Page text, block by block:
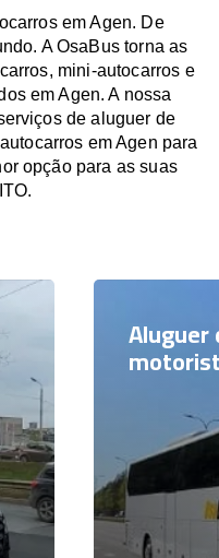
em Agen. De
A OsaBus torna as
mini-autocarros e
em Agen. A nossa
de aluguer de
em Agen para
opção para as suas